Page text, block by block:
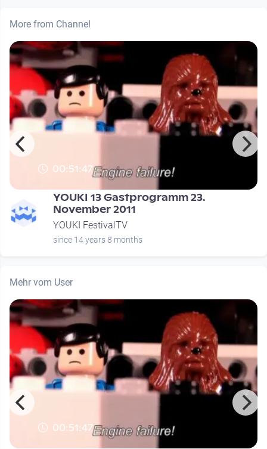
More from Channel
00:51:47
YOUKI 13 Gastprogramm 23.
November 2011
YOUKI FestivalTV
since 14 years 8 months
Mehr vom User
00:51:47